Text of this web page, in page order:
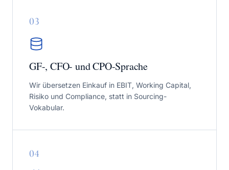
03
GF-, CFO- und CPO-Sprache
Wir übersetzen Einkauf in EBIT, Working Capital,
Risiko und Compliance, statt in Sourcing-
Vokabular.
04